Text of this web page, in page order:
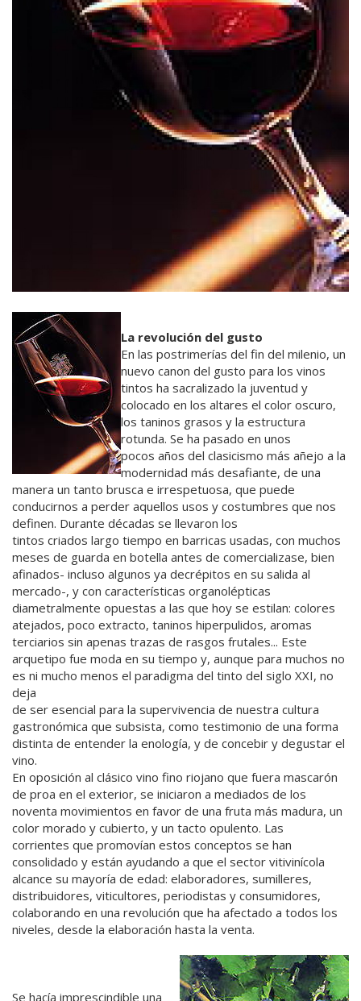
La revolución del gusto
En las postrimerías del fin del milenio, un
nuevo canon del gusto para los vinos
tintos ha sacralizado la juventud y
colocado en los altares el color oscuro,
los taninos grasos y la estructura
rotunda. Se ha pasado en unos
pocos años del clasicismo más añejo a la
modernidad más desafiante, de una
manera un tanto brusca e irrespetuosa, que puede
conducirnos a perder aquellos usos y costumbres que nos
definen. Durante décadas se llevaron los
tintos criados largo tiempo en barricas usadas, con muchos
meses de guarda en botella antes de comercializase, bien
afinados- incluso algunos ya decrépitos en su salida al
mercado-, y con características organolépticas
diametralmente opuestas a las que hoy se estilan: colores
atejados, poco extracto, taninos hiperpulidos, aromas
terciarios sin apenas trazas de rasgos frutales... Este
arquetipo fue moda en su tiempo y, aunque para muchos no
es ni mucho menos el paradigma del tinto del siglo XXI, no
deja
de ser esencial para la supervivencia de nuestra cultura
gastronómica que subsista, como testimonio de una forma
distinta de entender la enología, y de concebir y degustar el
vino.
En oposición al clásico vino fino riojano que fuera mascarón
de proa en el exterior, se iniciaron a mediados de los
noventa movimientos en favor de una fruta más madura, un
color morado y cubierto, y un tacto opulento. Las
corrientes que promovían estos conceptos se han
consolidado y están ayudando a que el sector vitivinícola
alcance su mayoría de edad: elaboradores, sumilleres,
distribuidores, viticultores, periodistas y consumidores,
colaborando en una revolución que ha afectado a todos los
niveles, desde la elaboración hasta la venta.
Se hacía imprescindible una